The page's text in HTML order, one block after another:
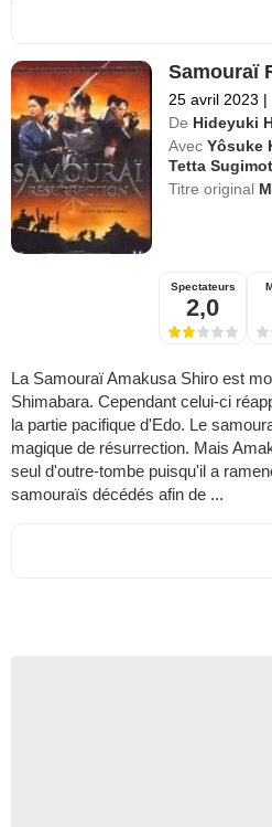
Samouraï
25 avril 2023 |
De Hideyuki
Avec Yôsuke
Tetta
Titre original
Spectateurs
2,0
La Samouraï Amakusa Shiro est
Shimabara. Cependant celui-ci
la partie pacifique d'Edo. Le
magique de résurrection. Mais
seul d'outre-tombe puisqu'il a
samouraïs décédés afin de ...